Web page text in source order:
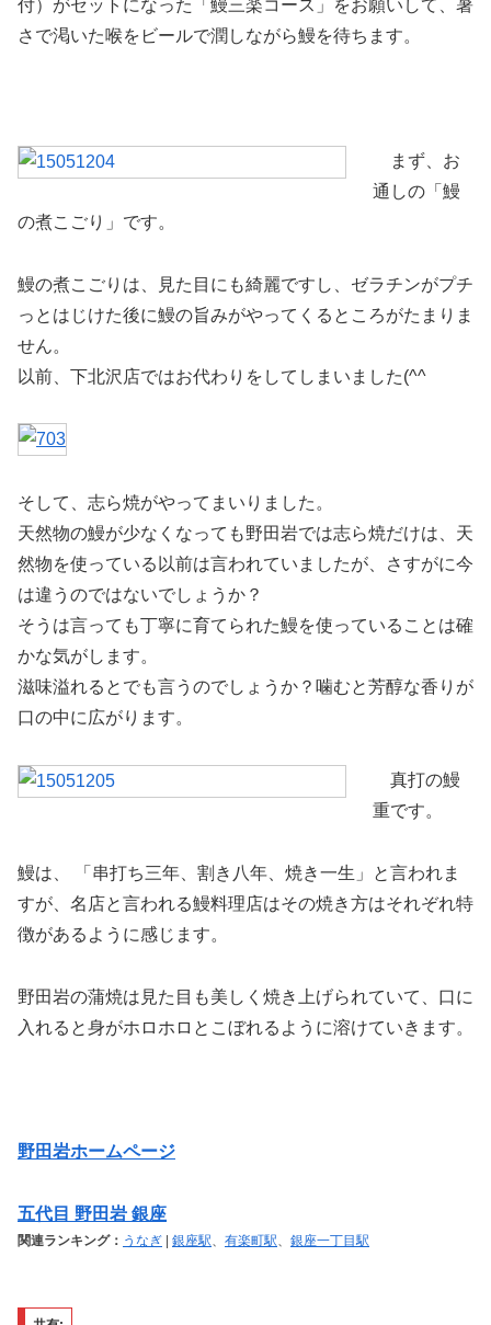
付）がセットになった「鰻三楽コース」をお願いして、暑
さで渇いた喉をビールで潤しながら鰻を待ちます。
まず、お
通しの「鰻
の煮こごり」です。
鰻の煮こごりは、見た目にも綺麗ですし、ゼラチンがプチ
っとはじけた後に鰻の旨みがやってくるところがたまりま
せん。
以前、下北沢店ではお代わりをしてしまいました(^^ゞ
そして、志ら焼がやってまいりました。
天然物の鰻が少なくなっても野田岩では志ら焼だけは、天
然物を使っている以前は言われていましたが、さすがに今
は違うのではないでしょうか？
そうは言っても丁寧に育てられた鰻を使っていることは確
かな気がします。
滋味溢れるとでも言うのでしょうか？噛むと芳醇な香りが
口の中に広がります。
真打の鰻
重です。
鰻は、 「串打ち三年、割き八年、焼き一生」と言われま
すが、名店と言われる鰻料理店はその焼き方はそれぞれ特
徴があるように感じます。
野田岩の蒲焼は見た目も美しく焼き上げられていて、口に
入れると身がホロホロとこぼれるように溶けていきます。
野田岩ホームページ
五代目 野田岩 銀座
関連ランキング： うなぎ 銀座駅、 有楽町駅、 銀座一丁目駅